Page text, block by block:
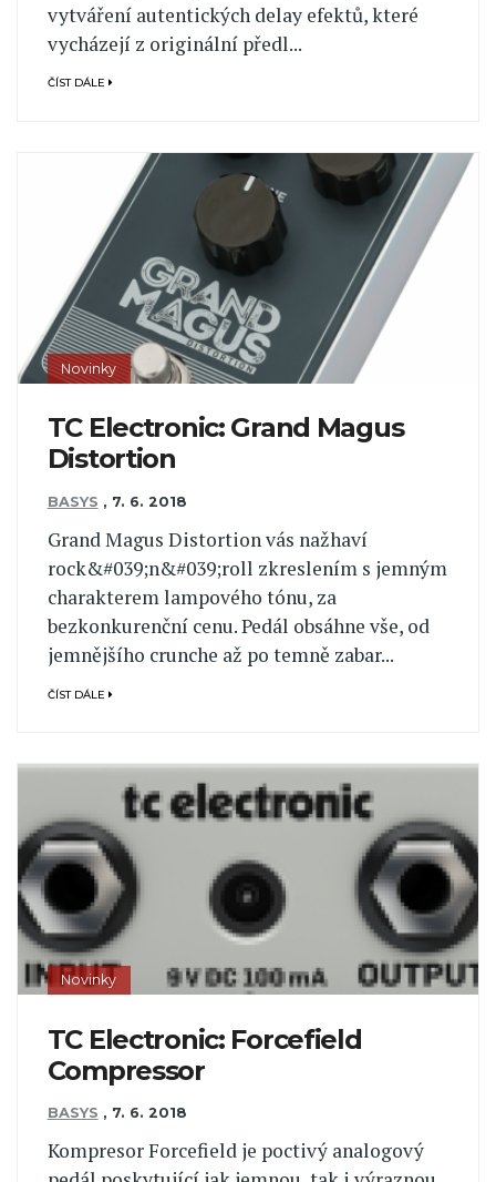
vytváření autentických delay efektů, které
vycházejí z originální předl...
ČÍST DÁLE
Novinky
TC Electronic: Grand Magus
Distortion
BASYS , 7. 6. 2018
Grand Magus Distortion vás nažhaví
rock&#039;n&#039;roll zkreslením s jemným
charakterem lampového tónu, za
bezkonkurenční cenu. Pedál obsáhne vše, od
jemnějšího crunche až po temně zabar...
ČÍST DÁLE
Novinky
TC Electronic: Forcefield
Compressor
BASYS , 7. 6. 2018
Kompresor Forcefield je poctivý analogový